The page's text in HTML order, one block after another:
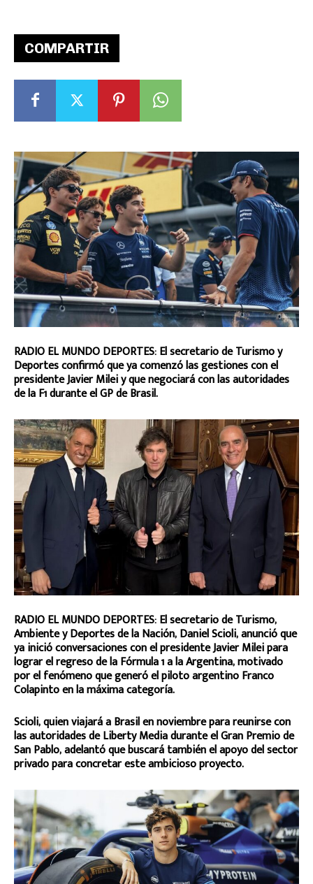
COMPARTIR
RADIO EL MUNDO DEPORTES: El secretario de Turismo y
Deportes confirmó que ya comenzó las gestiones con el
presidente Javier Milei y que negociará con las autoridades
de la F1 durante el GP de Brasil.
RADIO EL MUNDO DEPORTES: El secretario de Turismo,
Ambiente y Deportes de la Nación, Daniel Scioli, anunció que
ya inició conversaciones con el presidente Javier Milei para
lograr el regreso de la Fórmula 1 a la Argentina, motivado
por el fenómeno que generó el piloto argentino Franco
Colapinto en la máxima categoría.
Scioli, quien viajará a Brasil en noviembre para reunirse con
las autoridades de Liberty Media durante el Gran Premio de
San Pablo, adelantó que buscará también el apoyo del sector
privado para concretar este ambicioso proyecto.